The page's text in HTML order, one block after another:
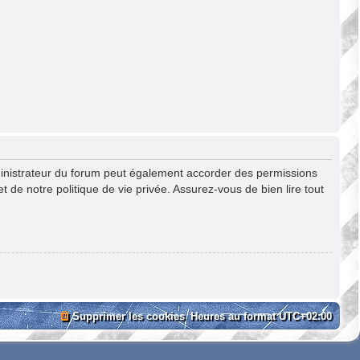
du forum peut également accorder des permissions
de notre politique de vie privée. Assurez-vous de bien lire tout
Heures au formatUTC+02:00
Supprimer les cookies